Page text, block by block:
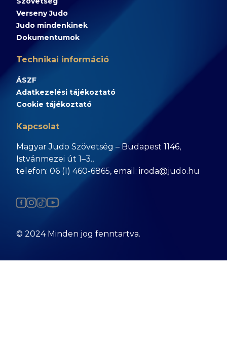
Verseny Judo
Judo mindenkinek
Dokumentumok
Technikai információ
ÁSZF
Adatkezelési tájékoztató
Cookie tájékoztató
Kapcsolat
Magyar Judo Szövetség – Budapest 1146,
Istvánmezei út 1–3.,
telefon: 06 (1) 460-6865, email: iroda@judo.hu
© 2024 Minden jog fenntartva.